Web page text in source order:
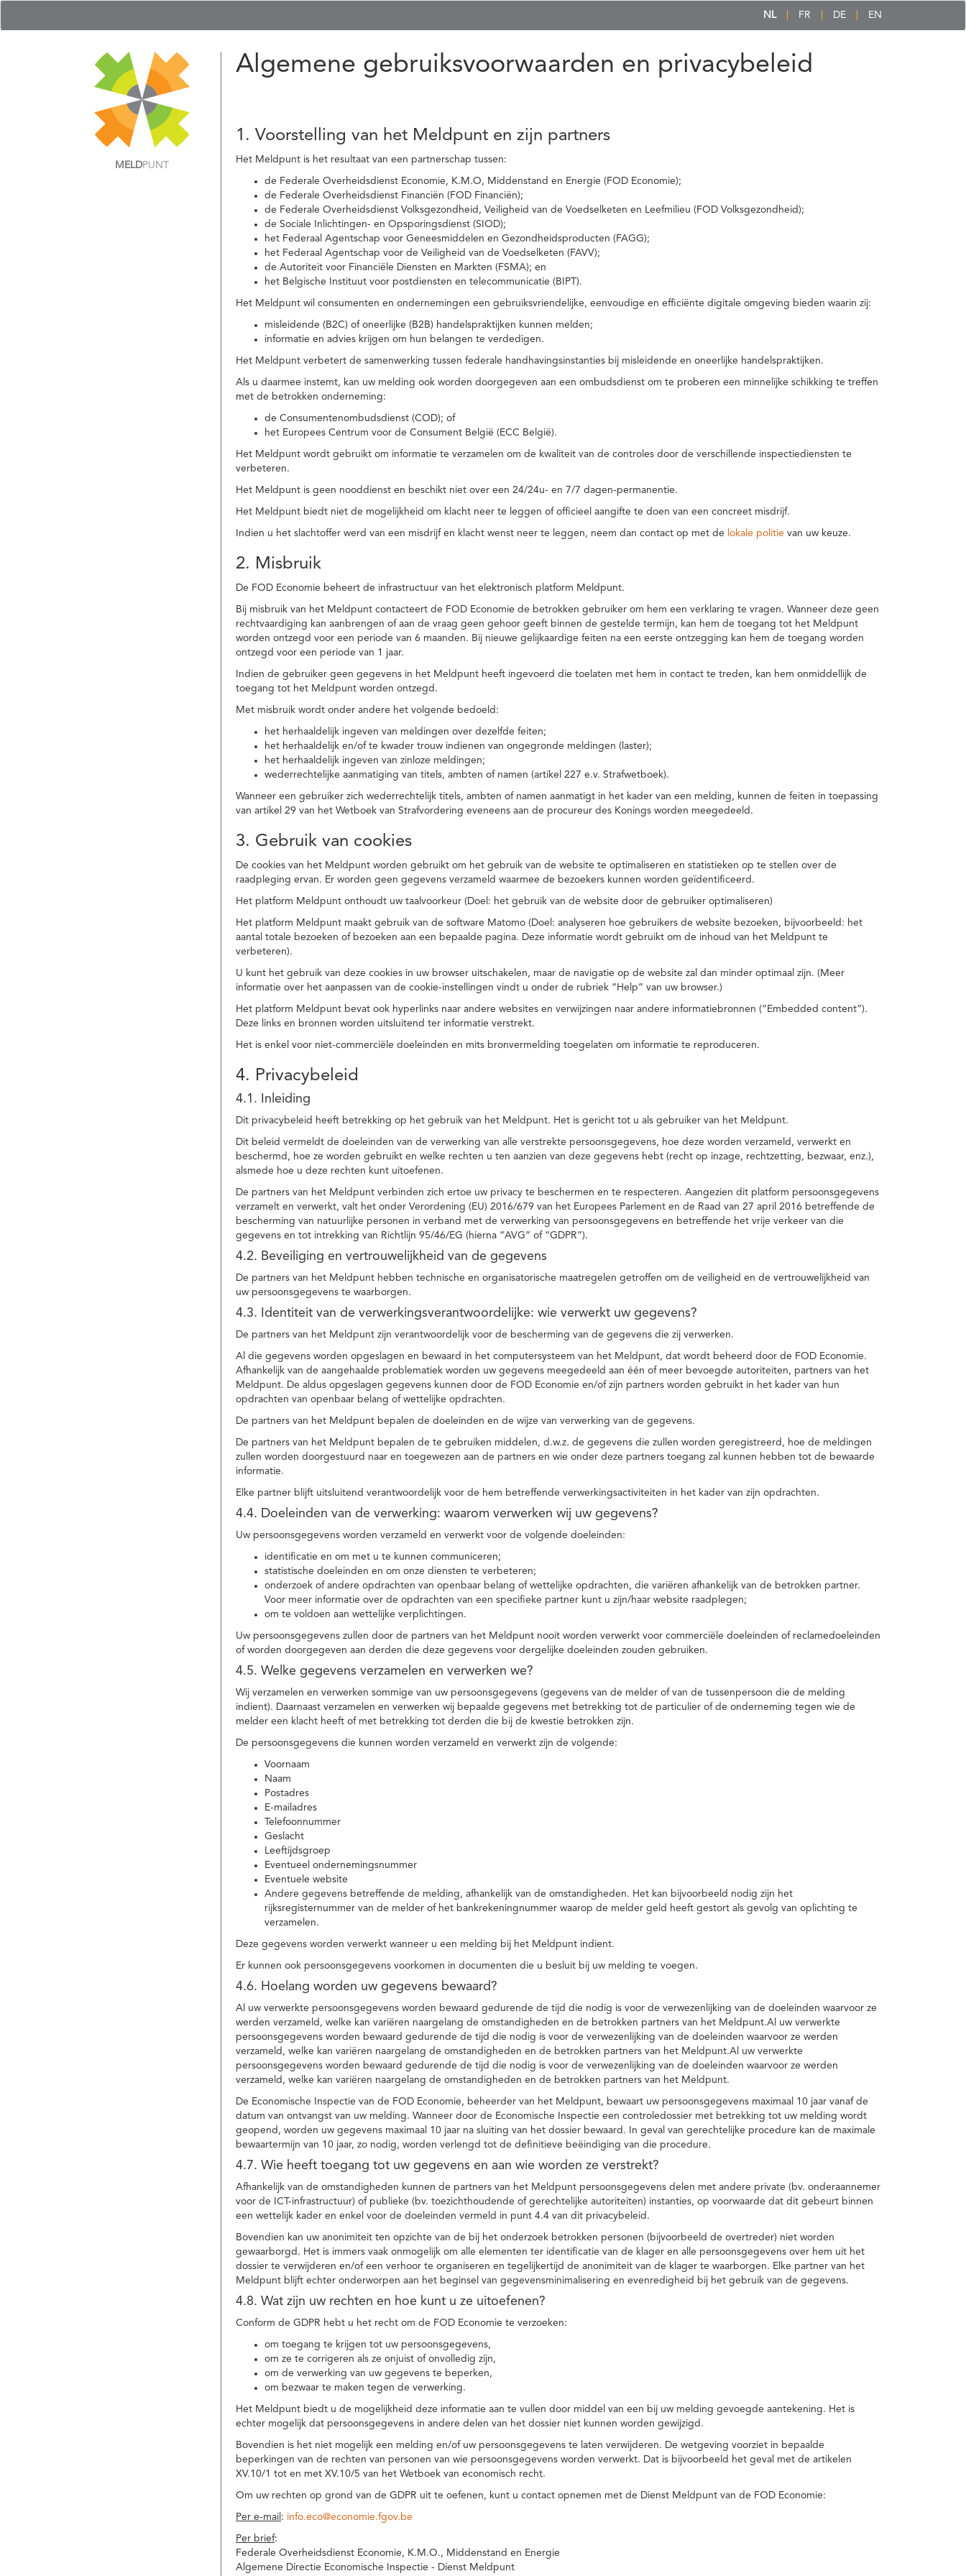
NL FR DE EN
MELDPUNT
Algemene gebruiksvoorwaarden en privacybeleid
1. Voorstelling van het Meldpunt en zijn partners
Het Meldpunt is het resultaat van een partnerschap tussen:
de Federale Overheidsdienst Economie, K.M.O, Middenstand en Energie (FOD Economie);
de Federale Overheidsdienst Financiën (FOD Financiën);
de Federale Overheidsdienst Volksgezondheid, Veiligheid van de Voedselketen en Leefmilieu (FOD Volksgezondheid);
de Sociale Inlichtingen- en Opsporingsdienst (SIOD);
het Federaal Agentschap voor Geneesmiddelen en Gezondheidsproducten (FAGG);
het Federaal Agentschap voor de Veiligheid van de Voedselketen (FAVV);
de Autoriteit voor Financiële Diensten en Markten (FSMA); en
het Belgische Instituut voor postdiensten en telecommunicatie (BIPT).
Het Meldpunt wil consumenten en ondernemingen een gebruiksvriendelijke, eenvoudige en efficiënte digitale omgeving bieden waarin zij:
misleidende (B2C) of oneerlijke (B2B) handelspraktijken kunnen melden;
informatie en advies krijgen om hun belangen te verdedigen.
Het Meldpunt verbetert de samenwerking tussen federale handhavingsinstanties bij misleidende en oneerlijke handelspraktijken.
Als u daarmee instemt, kan uw melding ook worden doorgegeven aan een ombudsdienst om te proberen een minnelijke schikking te treffen
met de betrokken onderneming:
de Consumentenombudsdienst (COD); of
het Europees Centrum voor de Consument België (ECC België).
Het Meldpunt wordt gebruikt om informatie te verzamelen om de kwaliteit van de controles door de verschillende inspectiediensten te
verbeteren.
Het Meldpunt is geen nooddienst en beschikt niet over een 24/24u- en 7/7 dagen-permanentie.
Het Meldpunt biedt niet de mogelijkheid om klacht neer te leggen of officieel aangifte te doen van een concreet misdrijf.
Indien u het slachtoffer werd van een misdrijf en klacht wenst neer te leggen, neem dan contact op met de lokale politie van uw keuze.
2. Misbruik
De FOD Economie beheert de infrastructuur van het elektronisch platform Meldpunt.
Bij misbruik van het Meldpunt contacteert de FOD Economie de betrokken gebruiker om hem een verklaring te vragen. Wanneer deze geen
rechtvaardiging kan aanbrengen of aan de vraag geen gehoor geeft binnen de gestelde termijn, kan hem de toegang tot het Meldpunt
worden ontzegd voor een periode van 6 maanden. Bij nieuwe gelijkaardige feiten na een eerste ontzegging kan hem de toegang worden
ontzegd voor een periode van 1 jaar.
Indien de gebruiker geen gegevens in het Meldpunt heeft ingevoerd die toelaten met hem in contact te treden, kan hem onmiddellijk de
toegang tot het Meldpunt worden ontzegd.
Met misbruik wordt onder andere het volgende bedoeld:
het herhaaldelijk ingeven van meldingen over dezelfde feiten;
het herhaaldelijk en/of te kwader trouw indienen van ongegronde meldingen (laster);
het herhaaldelijk ingeven van zinloze meldingen;
wederrechtelijke aanmatiging van titels, ambten of namen (artikel 227 e.v. Strafwetboek).
Wanneer een gebruiker zich wederrechtelijk titels, ambten of namen aanmatigt in het kader van een melding, kunnen de feiten in toepassing
van artikel 29 van het Wetboek van Strafvordering eveneens aan de procureur des Konings worden meegedeeld.
3. Gebruik van cookies
De cookies van het Meldpunt worden gebruikt om het gebruik van de website te optimaliseren en statistieken op te stellen over de
raadpleging ervan. Er worden geen gegevens verzameld waarmee de bezoekers kunnen worden geïdentificeerd.
Het platform Meldpunt onthoudt uw taalvoorkeur (Doel: het gebruik van de website door de gebruiker optimaliseren)
Het platform Meldpunt maakt gebruik van de software Matomo (Doel: analyseren hoe gebruikers de website bezoeken, bijvoorbeeld: het
aantal totale bezoeken of bezoeken aan een bepaalde pagina. Deze informatie wordt gebruikt om de inhoud van het Meldpunt te
verbeteren).
U kunt het gebruik van deze cookies in uw browser uitschakelen, maar de navigatie op de website zal dan minder optimaal zijn. (Meer
informatie over het aanpassen van de cookie-instellingen vindt u onder de rubriek “Help” van uw browser.)
Het platform Meldpunt bevat ook hyperlinks naar andere websites en verwijzingen naar andere informatiebronnen (“Embedded content”).
Deze links en bronnen worden uitsluitend ter informatie verstrekt.
Het is enkel voor niet-commerciële doeleinden en mits bronvermelding toegelaten om informatie te reproduceren.
4. Privacybeleid
4.1. Inleiding
Dit privacybeleid heeft betrekking op het gebruik van het Meldpunt. Het is gericht tot u als gebruiker van het Meldpunt.
Dit beleid vermeldt de doeleinden van de verwerking van alle verstrekte persoonsgegevens, hoe deze worden verzameld, verwerkt en
beschermd, hoe ze worden gebruikt en welke rechten u ten aanzien van deze gegevens hebt (recht op inzage, rechtzetting, bezwaar, enz.),
alsmede hoe u deze rechten kunt uitoefenen.
De partners van het Meldpunt verbinden zich ertoe uw privacy te beschermen en te respecteren. Aangezien dit platform persoonsgegevens
verzamelt en verwerkt, valt het onder Verordening (EU) 2016/679 van het Europees Parlement en de Raad van 27 april 2016 betreffende de
bescherming van natuurlijke personen in verband met de verwerking van persoonsgegevens en betreffende het vrije verkeer van die
gegevens en tot intrekking van Richtlijn 95/46/EG (hierna “AVG” of “GDPR”).
4.2. Beveiliging en vertrouwelijkheid van de gegevens
De partners van het Meldpunt hebben technische en organisatorische maatregelen getroffen om de veiligheid en de vertrouwelijkheid van
uw persoonsgegevens te waarborgen.
4.3. Identiteit van de verwerkingsverantwoordelijke: wie verwerkt uw gegevens?
De partners van het Meldpunt zijn verantwoordelijk voor de bescherming van de gegevens die zij verwerken.
Al die gegevens worden opgeslagen en bewaard in het computersysteem van het Meldpunt, dat wordt beheerd door de FOD Economie.
Afhankelijk van de aangehaalde problematiek worden uw gegevens meegedeeld aan één of meer bevoegde autoriteiten, partners van het
Meldpunt. De aldus opgeslagen gegevens kunnen door de FOD Economie en/of zijn partners worden gebruikt in het kader van hun
opdrachten van openbaar belang of wettelijke opdrachten.
De partners van het Meldpunt bepalen de doeleinden en de wijze van verwerking van de gegevens.
De partners van het Meldpunt bepalen de te gebruiken middelen, d.w.z. de gegevens die zullen worden geregistreerd, hoe de meldingen
zullen worden doorgestuurd naar en toegewezen aan de partners en wie onder deze partners toegang zal kunnen hebben tot de bewaarde
informatie.
Elke partner blijft uitsluitend verantwoordelijk voor de hem betreffende verwerkingsactiviteiten in het kader van zijn opdrachten.
4.4. Doeleinden van de verwerking: waarom verwerken wij uw gegevens?
Uw persoonsgegevens worden verzameld en verwerkt voor de volgende doeleinden:
identificatie en om met u te kunnen communiceren;
statistische doeleinden en om onze diensten te verbeteren;
onderzoek of andere opdrachten van openbaar belang of wettelijke opdrachten, die variëren afhankelijk van de betrokken partner.
Voor meer informatie over de opdrachten van een specifieke partner kunt u zijn/haar website raadplegen;
om te voldoen aan wettelijke verplichtingen.
Uw persoonsgegevens zullen door de partners van het Meldpunt nooit worden verwerkt voor commerciële doeleinden of reclamedoeleinden
of worden doorgegeven aan derden die deze gegevens voor dergelijke doeleinden zouden gebruiken.
4.5. Welke gegevens verzamelen en verwerken we?
Wij verzamelen en verwerken sommige van uw persoonsgegevens (gegevens van de melder of van de tussenpersoon die de melding
indient). Daarnaast verzamelen en verwerken wij bepaalde gegevens met betrekking tot de particulier of de onderneming tegen wie de
melder een klacht heeft of met betrekking tot derden die bij de kwestie betrokken zijn.
De persoonsgegevens die kunnen worden verzameld en verwerkt zijn de volgende:
Voornaam
Naam
Postadres
E-mailadres
Telefoonnummer
Geslacht
Leeftijdsgroep
Eventueel ondernemingsnummer
Eventuele website
Andere gegevens betreffende de melding, afhankelijk van de omstandigheden. Het kan bijvoorbeeld nodig zijn het
rijksregisternummer van de melder of het bankrekeningnummer waarop de melder geld heeft gestort als gevolg van oplichting te
verzamelen.
Deze gegevens worden verwerkt wanneer u een melding bij het Meldpunt indient.
Er kunnen ook persoonsgegevens voorkomen in documenten die u besluit bij uw melding te voegen.
4.6. Hoelang worden uw gegevens bewaard?
Al uw verwerkte persoonsgegevens worden bewaard gedurende de tijd die nodig is voor de verwezenlijking van de doeleinden waarvoor ze
werden verzameld, welke kan variëren naargelang de omstandigheden en de betrokken partners van het Meldpunt.Al uw verwerkte
persoonsgegevens worden bewaard gedurende de tijd die nodig is voor de verwezenlijking van de doeleinden waarvoor ze werden
verzameld, welke kan variëren naargelang de omstandigheden en de betrokken partners van het Meldpunt.Al uw verwerkte
persoonsgegevens worden bewaard gedurende de tijd die nodig is voor de verwezenlijking van de doeleinden waarvoor ze werden
verzameld, welke kan variëren naargelang de omstandigheden en de betrokken partners van het Meldpunt.
De Economische Inspectie van de FOD Economie, beheerder van het Meldpunt, bewaart uw persoonsgegevens maximaal 10 jaar vanaf de
datum van ontvangst van uw melding. Wanneer door de Economische Inspectie een controledossier met betrekking tot uw melding wordt
geopend, worden uw gegevens maximaal 10 jaar na sluiting van het dossier bewaard. In geval van gerechtelijke procedure kan de maximale
bewaartermijn van 10 jaar, zo nodig, worden verlengd tot de definitieve beëindiging van die procedure.
4.7. Wie heeft toegang tot uw gegevens en aan wie worden ze verstrekt?
Afhankelijk van de omstandigheden kunnen de partners van het Meldpunt persoonsgegevens delen met andere private (bv. onderaannemer
voor de ICT-infrastructuur) of publieke (bv. toezichthoudende of gerechtelijke autoriteiten) instanties, op voorwaarde dat dit gebeurt binnen
een wettelijk kader en enkel voor de doeleinden vermeld in punt 4.4 van dit privacybeleid.
Bovendien kan uw anonimiteit ten opzichte van de bij het onderzoek betrokken personen (bijvoorbeeld de overtreder) niet worden
gewaarborgd. Het is immers vaak onmogelijk om alle elementen ter identificatie van de klager en alle persoonsgegevens over hem uit het
dossier te verwijderen en/of een verhoor te organiseren en tegelijkertijd de anonimiteit van de klager te waarborgen. Elke partner van het
Meldpunt blijft echter onderworpen aan het beginsel van gegevensminimalisering en evenredigheid bij het gebruik van de gegevens.
4.8. Wat zijn uw rechten en hoe kunt u ze uitoefenen?
Conform de GDPR hebt u het recht om de FOD Economie te verzoeken:
om toegang te krijgen tot uw persoonsgegevens,
om ze te corrigeren als ze onjuist of onvolledig zijn,
om de verwerking van uw gegevens te beperken,
om bezwaar te maken tegen de verwerking.
Het Meldpunt biedt u de mogelijkheid deze informatie aan te vullen door middel van een bij uw melding gevoegde aantekening. Het is
echter mogelijk dat persoonsgegevens in andere delen van het dossier niet kunnen worden gewijzigd.
Bovendien is het niet mogelijk een melding en/of uw persoonsgegevens te laten verwijderen. De wetgeving voorziet in bepaalde
beperkingen van de rechten van personen van wie persoonsgegevens worden verwerkt. Dat is bijvoorbeeld het geval met de artikelen
XV.10/1 tot en met XV.10/5 van het Wetboek van economisch recht.
Om uw rechten op grond van de GDPR uit te oefenen, kunt u contact opnemen met de Dienst Meldpunt van de FOD Economie:
Per e-mail : info.eco@economie.fgov.be
Per brief:
Federale Overheidsdienst Economie, K.M.O., Middenstand en Energie
Algemene Directie Economische Inspectie - Dienst Meldpunt